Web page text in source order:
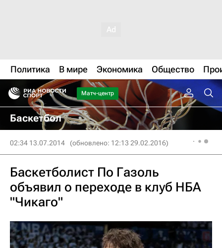
Политика В мире Экономика Общество
Матч-центр
Баскетбол
02:34 13.07.2014 (обновлено: 12:13 29.02.2016)
Баскетболист По Газоль
объявил о переходе в клуб НБА
"Чикаго"